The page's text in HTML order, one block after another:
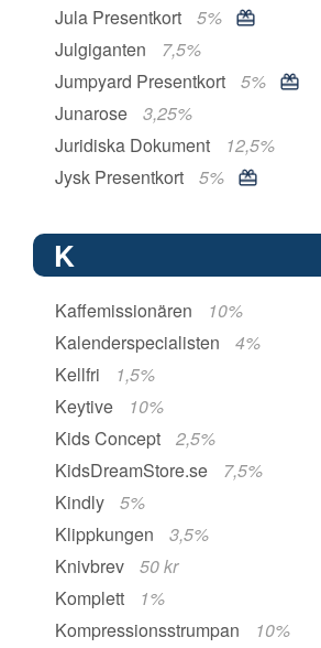
Jula Presentkort
5%
Julgiganten
7,5%
Jumpyard Presentkort
5%
Junarose
3,25%
Juridiska Dokument
12,5%
Jysk Presentkort
5%
K
Kaffemissionären
10%
Kalenderspecialisten
4%
Kellfri
1,5%
Keytive
10%
Kids Concept
2,5%
KidsDreamStore.se
7,5%
Kindly
5%
Klippkungen
3,5%
Knivbrev
50 kr
Komplett
1%
Kompressionsstrumpan
10%